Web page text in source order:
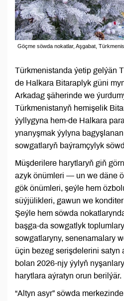
Göçme söwda nokatlar, Aşgabat,
Türkmenistanda ýetip gelýän
de Halkara Bitaraplyk güni
Arkadag şäherinde we
Türkmenistanyň hemişelik
ýyllygyna hem-de Halkara
ynanyşmak ýylyna
sowgatlaryň baýramçylyk
Müşderilere harytlaryň giň
azyk önümleri — un we däne
gök önümleri, şeýle hem
süýjülikleri, gawun we
Şeýle hem söwda
başga-da sowgatlyk
sowgatlaryny, senenamalary
üçin bezeg serişdelerini satyn
bolan 2026-njy ýylyň
harytlara aýratyn orun berilýär.
“Altyn asyr” söwda